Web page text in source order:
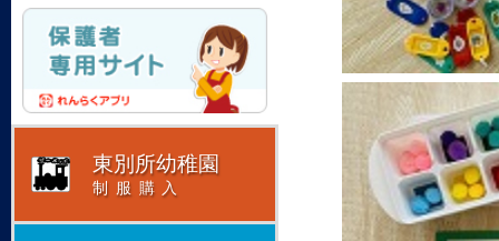
Facebook
東別所幼稚園
制服購入